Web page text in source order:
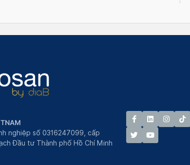
nghiệp số 0316247099, cấp
Đầu tư Thành phố Hồ Chí Minh